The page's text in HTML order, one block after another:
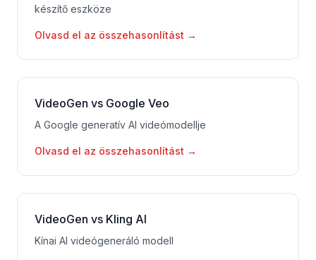
készítő eszköze
Olvasd el az összehasonlítást →
VideoGen vs Google Veo
A Google generatív AI videómodellje
Olvasd el az összehasonlítást →
VideoGen vs Kling AI
Kínai AI videógeneráló modell